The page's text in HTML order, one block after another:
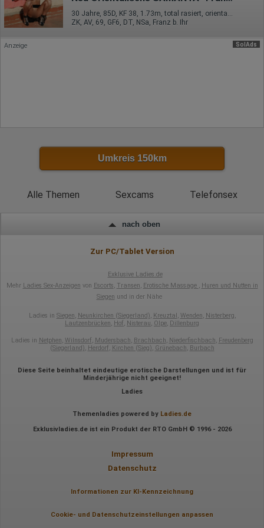
übertragen und dort gekürzt. Die von dem Browser des Nutzers
übermittelte IP-Adresse wird nicht mit anderen Daten von Google
zusammengeführt.
Erhobene Informationen zum Besucherverhalten sind folgende:
verweisende Webseite)
Welche Videos angeschaut?
Wurden Werbebanner angeklickt?
Wohin ging der Besucher? Klickte er auf weitere Seiten des
Europäische Union & USA
Wir nutzen Hotjar als Webanalysedient. Es wird verwendet, um
auf unserer Website eingebunden sind, von Ihnen bereitgestellte
Informationen verarbeiten.
Hotjar Limited, Malta
Datum und Uhrzeit des Besuchs
Geografischer Standort
Bildschirmauflösung
Eindeutige Gerätekennung
Antworten auf Umfragen
Europäische Union
30 Jahre, 85D, KF 38, 1.73m, total rasiert, orientalisch
ZK, AV, 69, GF6, DT, NSa, Franz b. Ihr
SolAds
Anzeige
Umkreis 150km
Alle Themen Sexcams Telefonsex
nach oben
Zur PC/Tablet Version
Exklusive Ladies.de
Mehr Ladies Sex-Anzeigen von Escorts, Transen, Erotische Massage , Huren und Nutten in
Siegen und in der Nähe
Ladies in Siegen, Neunkirchen (Siegerland), Kreuztal, Wenden, Nisterberg,
Lautzenbrücken, Hof, Nisterau, Olpe, Dillenburg
Ladies in Netphen, Wilnsdorf, Mudersbach, Brachbach, Niederfischbach, Freudenberg
(Siegerland), Herdorf, Kirchen (Sieg), Grünebach, Burbach
Diese Seite beinhaltet eindeutige erotische Darstellungen und ist für
Minderjährige nicht geeignet!
Ladies
Themenladies powered by Ladies.de
Exklusivladies.de ist ein Produkt der RTO GmbH © 1996 - 2026
Impressum
Datenschutz
Informationen zur KI-Kennzeichnung
Cookie- und Datenschutzeinstellungen anpassen